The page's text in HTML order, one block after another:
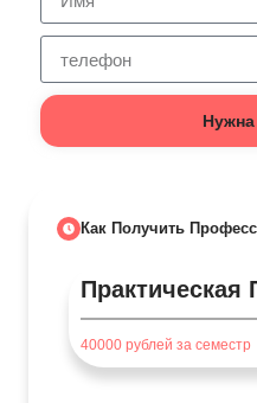
Как Получить
Практическая
40000 рублей за семестр